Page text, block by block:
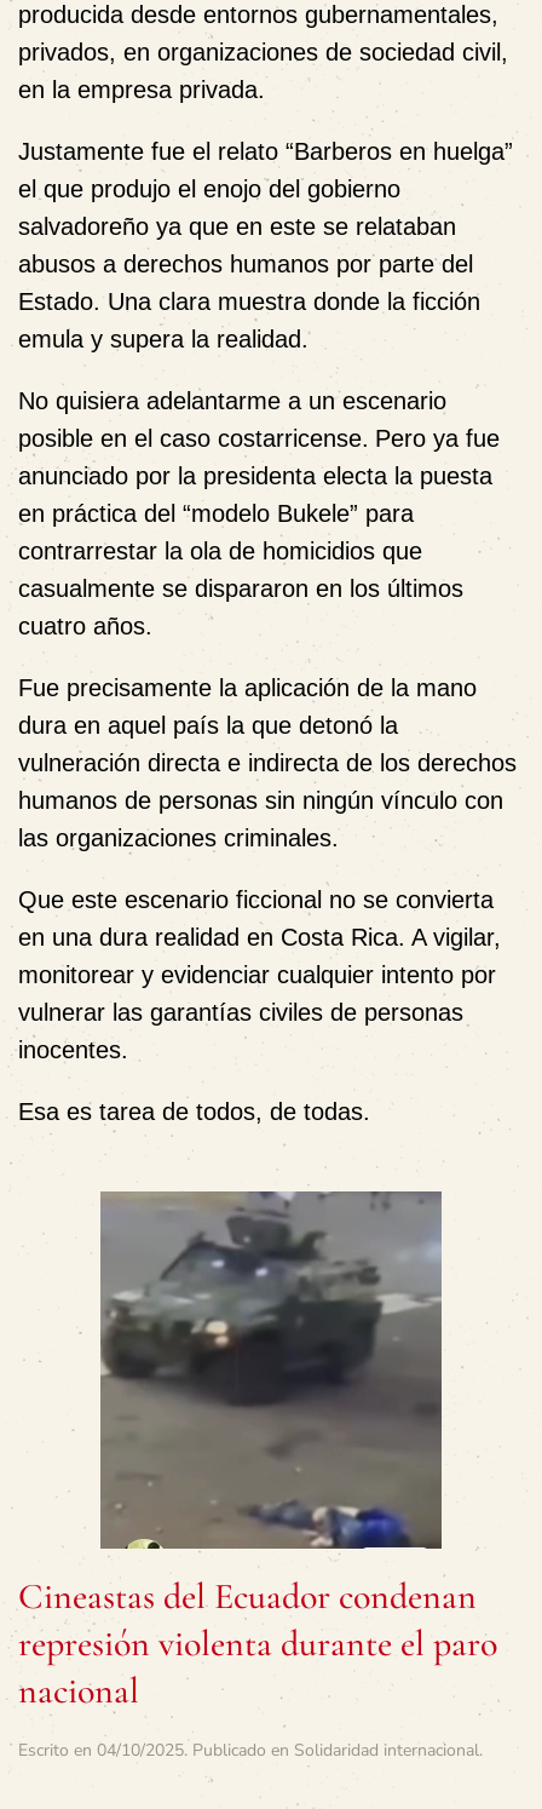
producida desde entornos gubernamentales,
privados, en organizaciones de sociedad civil,
en la empresa privada.
Justamente fue el relato “Barberos en huelga”
el que produjo el enojo del gobierno
salvadoreño ya que en este se relataban
abusos a derechos humanos por parte del
Estado. Una clara muestra donde la ficción
emula y supera la realidad.
No quisiera adelantarme a un escenario
posible en el caso costarricense. Pero ya fue
anunciado por la presidenta electa la puesta
en práctica del “modelo Bukele” para
contrarrestar la ola de homicidios que
casualmente se dispararon en los últimos
cuatro años.
Fue precisamente la aplicación de la mano
dura en aquel país la que detonó la
vulneración directa e indirecta de los derechos
humanos de personas sin ningún vínculo con
las organizaciones criminales.
Que este escenario ficcional no se convierta
en una dura realidad en Costa Rica. A vigilar,
monitorear y evidenciar cualquier intento por
vulnerar las garantías civiles de personas
inocentes.
Esa es tarea de todos, de todas.
Cineastas del Ecuador condenan
represión violenta durante el paro
nacional
Escrito en 04/10/2025. Publicado en Solidaridad internacional.